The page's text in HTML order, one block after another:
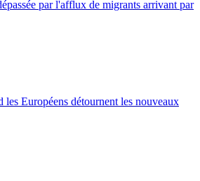
par l'afflux de migrants arrivant par
les Européens détournent les nouveaux